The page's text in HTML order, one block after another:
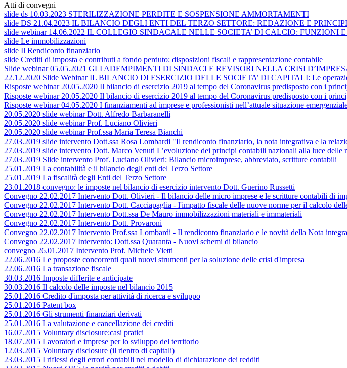
Atti di convegni
slide ds 10.03.2023 STERILIZZAZIONE PERDITE E SOSPENSIONE AMMORTAMENTI
slide DS 21.04.2023 IL BILANCIO DEGLI ENTI DEL TERZO SETTORE: REDAZIONE E
slide webinar 14.06.2022 IL COLLEGIO SINDACALE NELLE SOCIETA’ DI CALCIO: FUNZIONI
slide Le immobilizzazioni
slide Il Rendiconto finanziario
slide Crediti di imposta e contributi a fondo perduto: disposizioni fiscali e rappresentazione contabile
Slide webinar 05.05.2021 GLI ADEMPIMENTI DI SINDACI E REVISORI NELLA CRISI
22.12.2020 Slide Webinar IL BILANCIO DI ESERCIZIO DELLE SOCIETA’ DI CAPITALI: Le
Risposte webinar 20.05.2020 Il bilancio di esercizio 2019 al tempo del Coronavirus predisposto con i
Risposte webinar 20.05.2020 Il bilancio di esercizio 2019 al tempo del Coronavirus predisposto con i
Risposte webinar 04.05.2020 I finanziamenti ad imprese e professionisti nell’attuale situazione
20.05.2020 slide webinar Dott. Alfredo Barbaranelli
20.05.2020 slide webinar Prof. Luciano Olivieri
20.05.2020 slide webinar Prof.ssa Maria Teresa Bianchi
27.03.2019 slide intervento Dott.ssa Rosa Lombardi "Il rendiconto finanziario, la nota integrativa e la
27.03.2019 slide intervento Dott. Marco Venuti L’evoluzione dei principi contabili nazionali alla luce delle
27.03.2019 Slide intervento Prof. Luciano Olivieri: Bilancio microimprese, abbreviato, scritture contabili
25.01.2019 La contabilità e il bilancio degli enti del Terzo Settore
25.01.2019 La fiscalità degli Enti del Terzo Settore
23.01.2018 convegno: le imposte nel bilancio di esercizio intervento Dott. Guerino Russetti
Convegno 22.02.2017 Intervento Dott. Olivieri - Il bilancio delle micro imprese e le scritture contabili di
Convegno 22.02.2017 Intervento Dott. Cacciapaglia - l'impatto fiscale delle nuove norme per il calcolo
Convegno 22.02.2017 Intervento Dott.ssa De Mauro immobilizzazioni materiali e immateriali
Convegno 22.02.2017 Intervento Dott. Provaroni
Convegno 22.02.2017 Intervento Prof.ssa Lombardi - Il rendiconto finanziario e le novità della Nota
Convegno 22.02.2017 Intervento: Dott.ssa Quaranta - Nuovi schemi di bilancio
convegno 26.01.2017 Intervento Prof. Michele Vietti
22.06.2016 Le proposte concorrenti quali nuovi strumenti per la soluzione delle crisi d'impresa
22.06.2016 La transazione fiscale
30.03.2016 Imposte differite e anticipate
30.03.2016 Il calcolo delle imposte nel bilancio 2015
25.01.2016 Credito d'imposta per attività di ricerca e sviluppo
25.01.2016 Patent box
25.01.2016 Gli strumenti finanziari derivati
25.01.2016 La valutazione e cancellazione dei crediti
16.07.2015 Voluntary disclosure:casi pratici
18.07.2015 Lavoratori e imprese per lo sviluppo del territorio
12.03.2015 Voluntary disclosure (il rientro di capitali)
23.03.2015 I riflessi degli errori contabili nel modello di dichiarazione dei redditi